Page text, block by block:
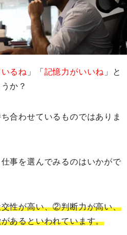
るね 」「 記憶力がいいね 」と
か？
合わせているものではありま
事を選んでみるのはいかがで
性が高い、②判断力が高い、
あるといわれています。